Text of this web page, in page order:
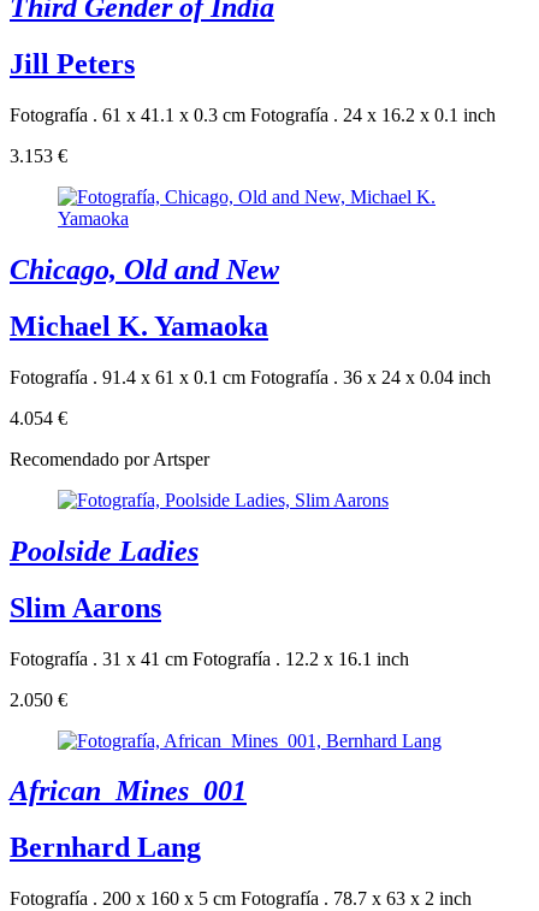
Third Gender of India
Jill Peters
Fotografía . 61 x 41.1 x 0.3 cm Fotografía . 24 x 16.2 x 0.1 inch
3.153 €
Chicago, Old and New
Michael K. Yamaoka
Fotografía . 91.4 x 61 x 0.1 cm Fotografía . 36 x 24 x 0.04 inch
4.054 €
Recomendado por Artsper
Poolside Ladies
Slim Aarons
Fotografía . 31 x 41 cm Fotografía . 12.2 x 16.1 inch
2.050 €
African_Mines_001
Bernhard Lang
Fotografía . 200 x 160 x 5 cm Fotografía . 78.7 x 63 x 2 inch